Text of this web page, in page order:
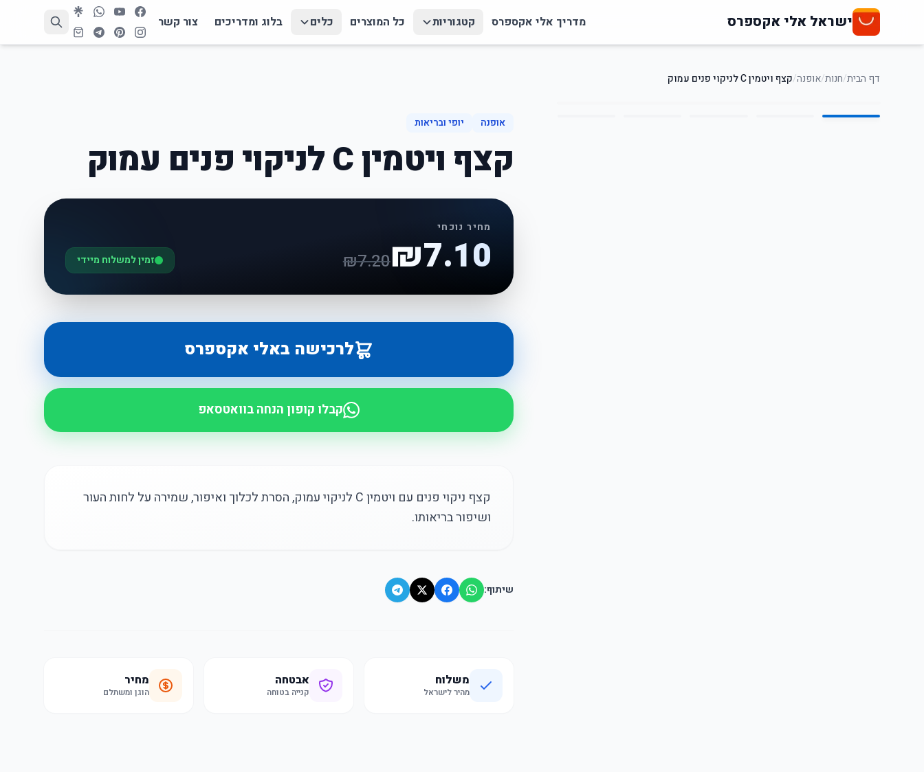
ישראל אלי אקספרס מדריך אלי אקספרס קטגוריות כל המוצרים כלים בלוג ומדריכים צור קשר
דף הבית/חנות/אופנה/קצף ויטמין C לניקוי פנים עמוק 1
/
5
אופנה יופי ובריאות
קצף ויטמין C לניקוי פנים עמוק
מחיר נוכחי
₪7.10
₪7.20 זמין למשלוח מיידי
לרכישה באלי אקספרס
קבלו קופון הנחה בוואטסאפ
קצף ניקוי פנים עם ויטמין C לניקוי עמוק, הסרת לכלוך ואיפור, שמירה על לחות העור
ושיפור בריאותו.
שיתוף:
משלוח
מהיר לישראל
אבטחה
קנייה בטוחה
מחיר
הוגן ומשתלם